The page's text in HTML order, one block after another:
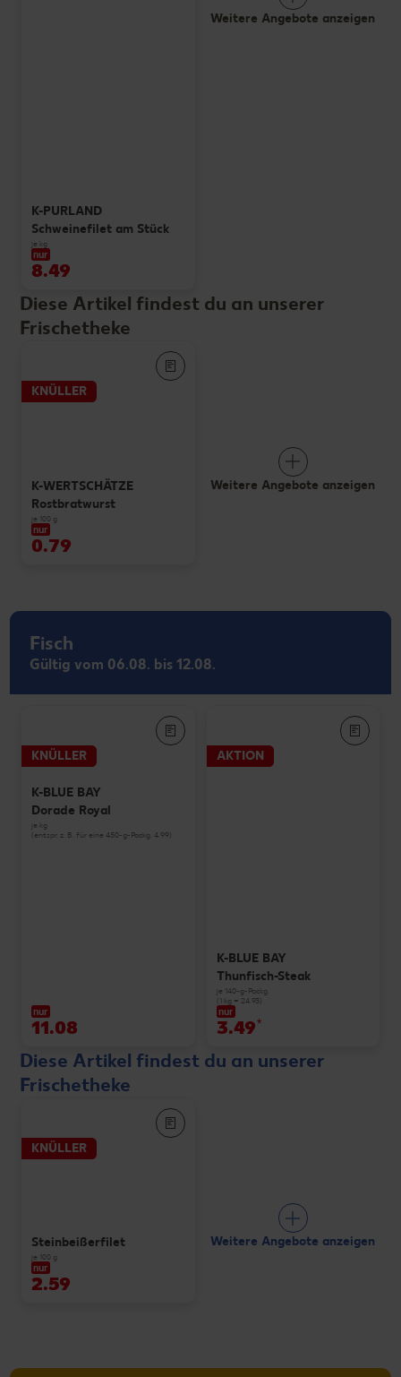
K-PURLAND
Schweinefilet am Stück
je kg
nur
8.49
Weitere Angebote anzeigen
Diese Artikel findest du an unserer
Frischetheke
KNÜLLER
K-WERTSCHÄTZE
Rostbratwurst
je 100 g
nur
0.79
Weitere Angebote anzeigen
Fisch
Gültig vom 06.08. bis 12.08.
KNÜLLER
K-BLUE BAY
Dorade Royal
je kg
(entspr. z. B. für eine 450-g-Packg. 4.99)
nur
11.08
AKTION
K-BLUE BAY
Thunfisch-Steak
je 140-g-Packg.
(1 kg = 24.93)
nur
3.49*
Diese Artikel findest du an unserer
Frischetheke
KNÜLLER
Steinbeißerfilet
je 100 g
nur
2.59
Weitere Angebote anzeigen